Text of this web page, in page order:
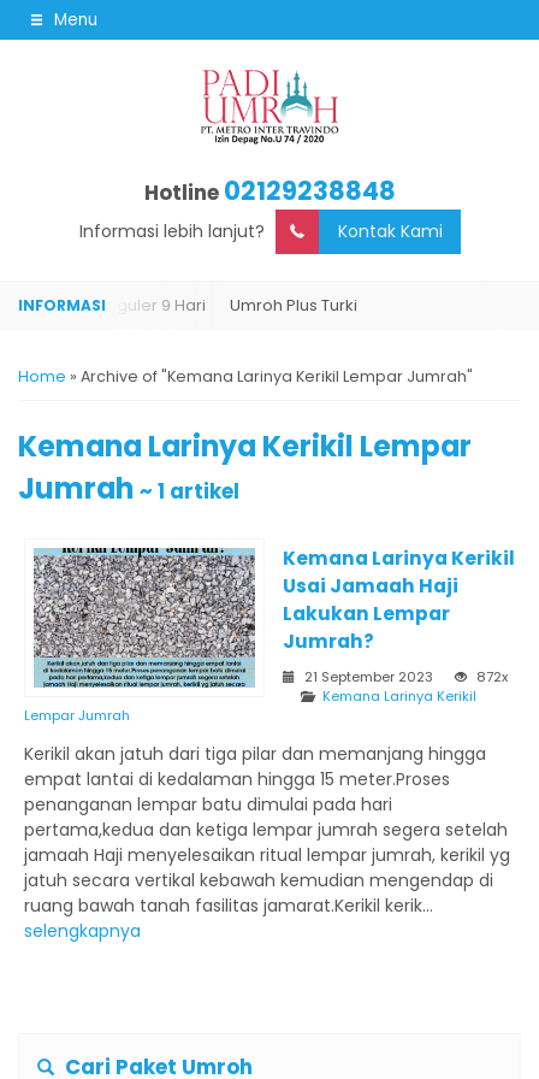
Menu
Hotline 02129238848
Informasi lebih lanjut? Kontak Kami
Umroh Reguler 9 Hari Umroh Plus Turki
Home » Archive of "Kemana Larinya Kerikil Lempar Jumrah"
Kemana Larinya Kerikil Lempar
Jumrah ~ 1 artikel
Kemana Larinya Kerikil
Usai Jamaah Haji
Lakukan Lempar
Jumrah?
21 September 2023
872x
Kemana Larinya Kerikil
Lempar Jumrah
Kerikil akan jatuh dari tiga pilar dan memanjang hingga
empat lantai di kedalaman hingga 15 meter.Proses
penanganan lempar batu dimulai pada hari
pertama,kedua dan ketiga lempar jumrah segera setelah
jamaah Haji menyelesaikan ritual lempar jumrah, kerikil yg
jatuh secara vertikal kebawah kemudian mengendap di
ruang bawah tanah fasilitas jamarat.Kerikil kerik...
selengkapnya
Cari Paket Umroh